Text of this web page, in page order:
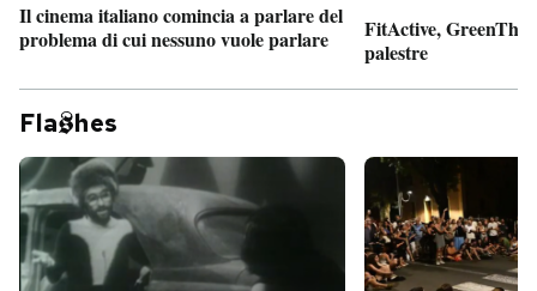
Il cinema italiano comincia a parlare del
problema di cui nessuno vuole parlare
FitActive,
palestre
Fla hes